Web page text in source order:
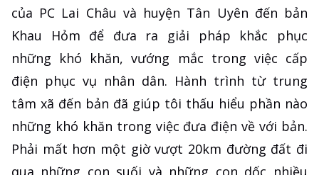
của PC Lai Châu và huyện Tân Uyên đến bản
Khau Hỏm để đưa ra giải pháp khắc phục
những khó khăn, vướng mắc trong việc cấp
điện phục vụ nhân dân. Hành trình từ trung
tâm xã đến bản đã giúp tôi thấu hiểu phần nào
những khó khăn trong việc đưa điện về với bản.
Phải mất hơn một giờ vượt 20km đường đất đi
qua những con suối và những con dốc nhiều